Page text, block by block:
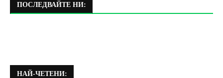
ПОСЛЕДВАЙТЕ НИ:
НАЙ-ЧЕТЕНИ: